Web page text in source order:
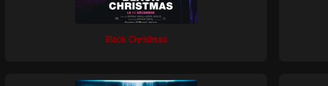
Black Christmas